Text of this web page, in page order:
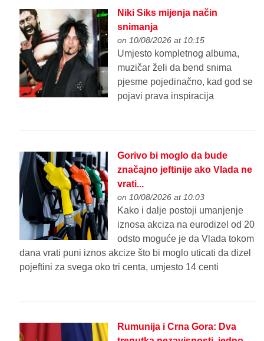
Niki Siks mijenja način
snimanja
on 10/08/2026 at 10:15
Umjesto kompletnog albuma,
muzičar želi da bend snima
pjesme pojedinačno, kad god se
pojavi prava inspiracija
Gorivo bi moglo da bude
značajno jeftinije ako Vlada ne
vrati...
on 10/08/2026 at 10:03
Kako i dalje postoji umanjenje
iznosa akciza na eurodizel od 20
odsto moguće je da Vlada tokom
dana vrati puni iznos akcize što bi moglo uticati da dizel
pojeftini za svega oko tri centa, umjesto 14 centi
Rumunija i Crna Gora: Dva